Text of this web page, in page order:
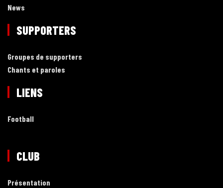
News
SUPPORTERS
Groupes de supporters
Chants et paroles
LIENS
Football
CLUB
Présentation